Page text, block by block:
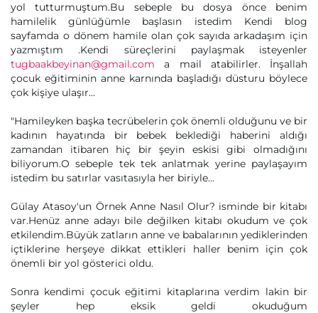
yol tutturmuştum.Bu sebeple bu dosya önce benim
hamilelik günlüğümle başlasın istedim Kendi blog
sayfamda o dönem hamile olan çok sayıda arkadaşım için
yazmıştım .Kendi süreçlerini paylaşmak isteyenler
tugbaakbeyinan@gmail.com a mail atabilirler. İnşallah
çocuk eğitiminin anne karnında başladığı düsturu böylece
çok kişiye ulaşır...
"Hamileyken başka tecrübelerin çok önemli olduğunu ve bir
kadının hayatında bir bebek beklediği haberini aldığı
zamandan itibaren hiç bir şeyin eskisi gibi olmadığını
biliyorum.O sebeple tek tek anlatmak yerine paylaşayım
istedim bu satırlar vasıtasıyla her biriyle...
Gülay Atasoy'un Örnek Anne Nasıl Olur? isminde bir kitabı
var.Henüz anne adayı bile değilken kitabı okudum ve çok
etkilendim.Büyük zatların anne ve babalarının yediklerinden
içtiklerine herşeye dikkat ettikleri haller benim için çok
önemli bir yol gösterici oldu.
Sonra kendimi çocuk eğitimi kitaplarına verdim lakin bir
şeyler hep eksik geldi okuduğum